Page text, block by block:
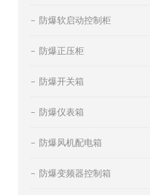
防爆软启动控制柜
防爆正压柜
防爆开关箱
防爆仪表箱
防爆风机配电箱
防爆变频器控制箱